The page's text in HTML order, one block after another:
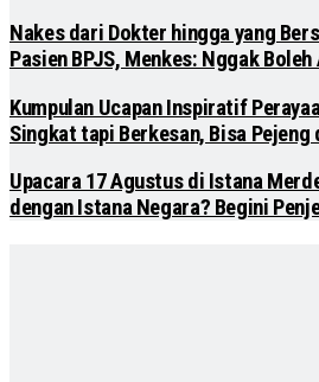
Nakes dari Dokter hingga yang
Pasien BPJS, Menkes: Nggak
Kumpulan Ucapan Inspiratif
Singkat tapi Berkesan, Bisa Pejeng
Upacara 17 Agustus di Istana
dengan Istana Negara? Begini